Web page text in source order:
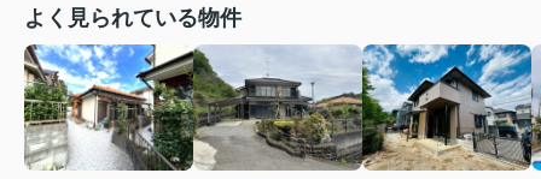
よく見られている物件